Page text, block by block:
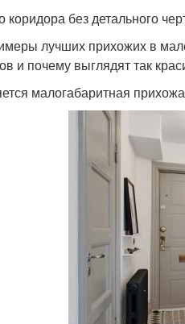
коридора без детального
лучших прихожих в
и почему выглядят так
малогабаритная